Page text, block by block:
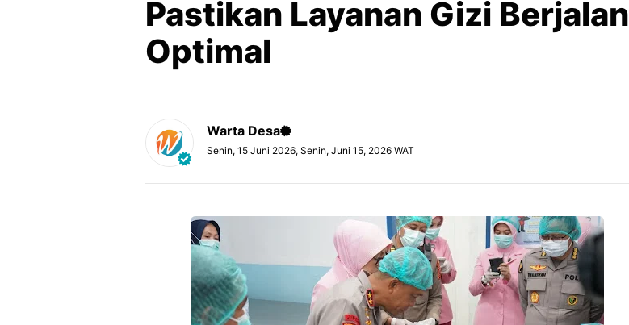
Pastikan Layanan Gizi Berjalan
Optimal
Warta Desa
Senin, 15 Juni 2026, Senin, Juni 15, 2026 WAT